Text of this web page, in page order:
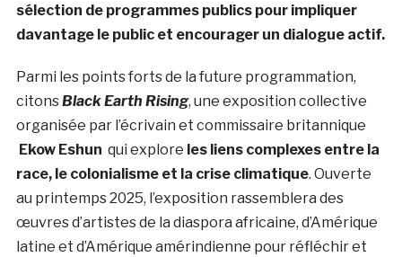
sélection de programmes publics pour impliquer
davantage le public et encourager un dialogue actif.
Parmi les points forts de la future programmation,
citonsBlack Earth Rising, une exposition collective
organisée par l’écrivain et commissaire britannique
Ekow Eshun qui explore les liens complexes entre la
race, le colonialisme et la crise climatique. Ouverte
au printemps 2025, l’exposition rassemblera des
œuvres d’artistes de la diaspora africaine, d’Amérique
latine et d’Amérique amérindienne pour réfléchir et